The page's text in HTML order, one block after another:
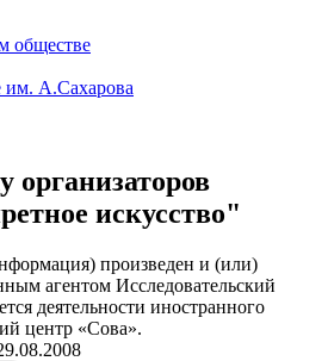
обществе
им. А.Сахарова
организаторов
искусство"
произведен и (или)
агентом Исследовательский
деятельности иностранного
центр «Сова».